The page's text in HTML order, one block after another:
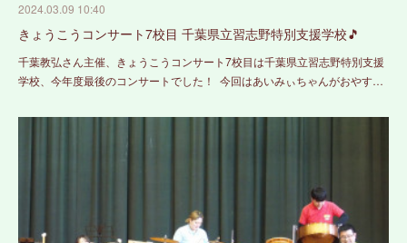
2024.03.09 10:40
きょうこうコンサート7校目 千葉県立習志野特別支援学校🎵
千葉教弘さん主催、きょうこうコンサート7校目は千葉県立習志野特別支援
学校、今年度最後のコンサートでした！ 今回はあいみぃちゃんがおやす…